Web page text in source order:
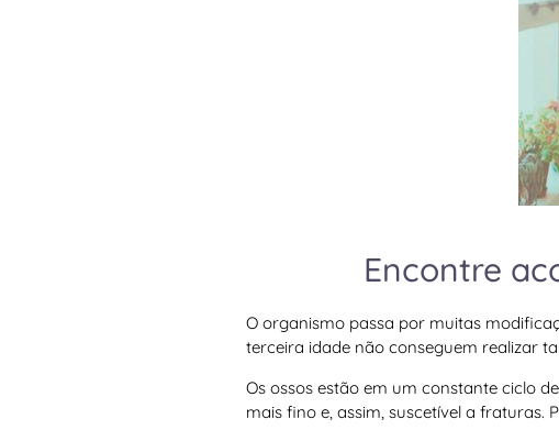
Encontre
O organismo passa por muitas
terceira idade não conseguem realizar
Os ossos estão em um constante ciclo
mais fino e, assim, suscetível a fraturas.